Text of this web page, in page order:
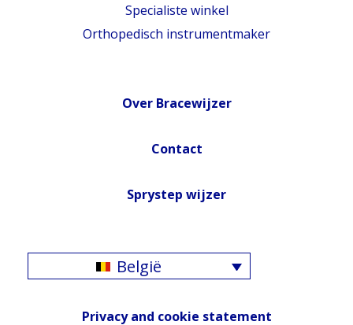
Specialiste winkel
Orthopedisch instrumentmaker
Over Bracewijzer
Contact
Sprystep wijzer
België
Privacy and cookie statement